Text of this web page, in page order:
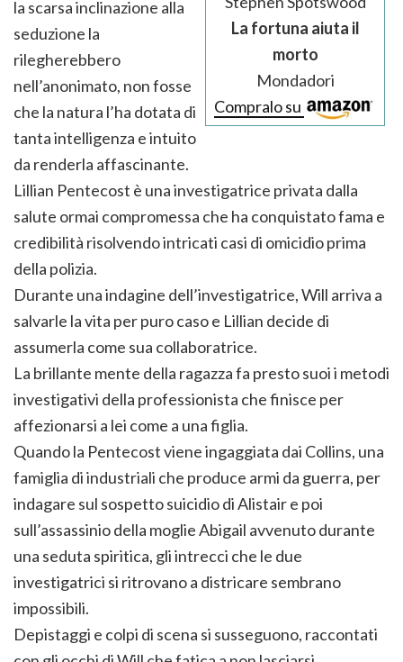
La fortuna aiuta il
morto
Mondadori
Compralo su
la scarsa inclinazione alla
seduzione la
rilegherebbero
nell’anonimato, non fosse
che la natura l’ha dotata di
tanta intelligenza e intuito
da renderla affascinante.
Lillian Pentecost è una investigatrice privata dalla
salute ormai compromessa che ha conquistato fama e
credibilità risolvendo intricati casi di omicidio prima
della polizia.
Durante una indagine dell’investigatrice, Will arriva a
salvarle la vita per puro caso e Lillian decide di
assumerla come sua collaboratrice.
La brillante mente della ragazza fa presto suoi i metodi
investigativi della professionista che finisce per
affezionarsi a lei come a una figlia.
Quando la Pentecost viene ingaggiata dai Collins, una
famiglia di industriali che produce armi da guerra, per
indagare sul sospetto suicidio di Alistair e poi
sull’assassinio della moglie Abigail avvenuto durante
una seduta spiritica, gli intrecci che le due
investigatrici si ritrovano a districare sembrano
impossibili.
Depistaggi e colpi di scena si susseguono, raccontati